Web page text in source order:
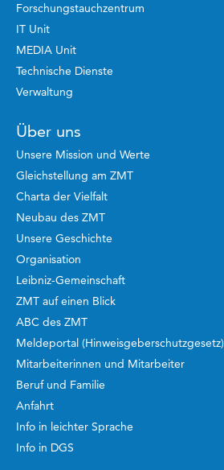
Forschungstauchzentrum
IT Unit
MEDIA Unit
Technische Dienste
Verwaltung
Über uns
Unsere Mission und Werte
Gleichstellung am ZMT
Charta der Vielfalt
Neubau des ZMT
Unsere Geschichte
Organisation
Leibniz-Gemeinschaft
ZMT auf einen Blick
ABC des ZMT
Meldeportal (Hinweisgeberschutzgesetz)
Mitarbeiterinnen und Mitarbeiter
Beruf und Familie
Anfahrt
Info in leichter Sprache
Info in DGS